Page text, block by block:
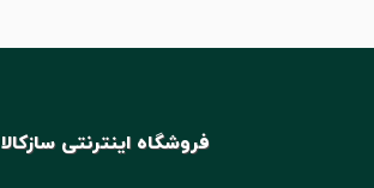
فروشگاه اینترنتی سازکالا